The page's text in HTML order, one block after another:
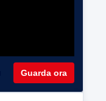
Guarda ora